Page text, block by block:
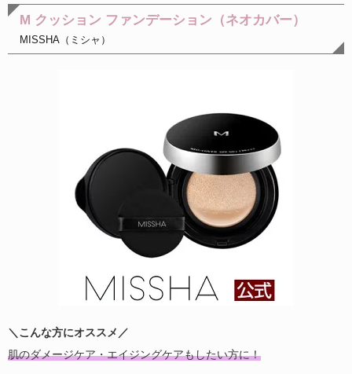
M クッション ファンデーション（ネオカバー）
MISSHA（ミシャ）
＼こんな方にオススメ／
肌のダメージケア・エイジングケアもしたい方に！